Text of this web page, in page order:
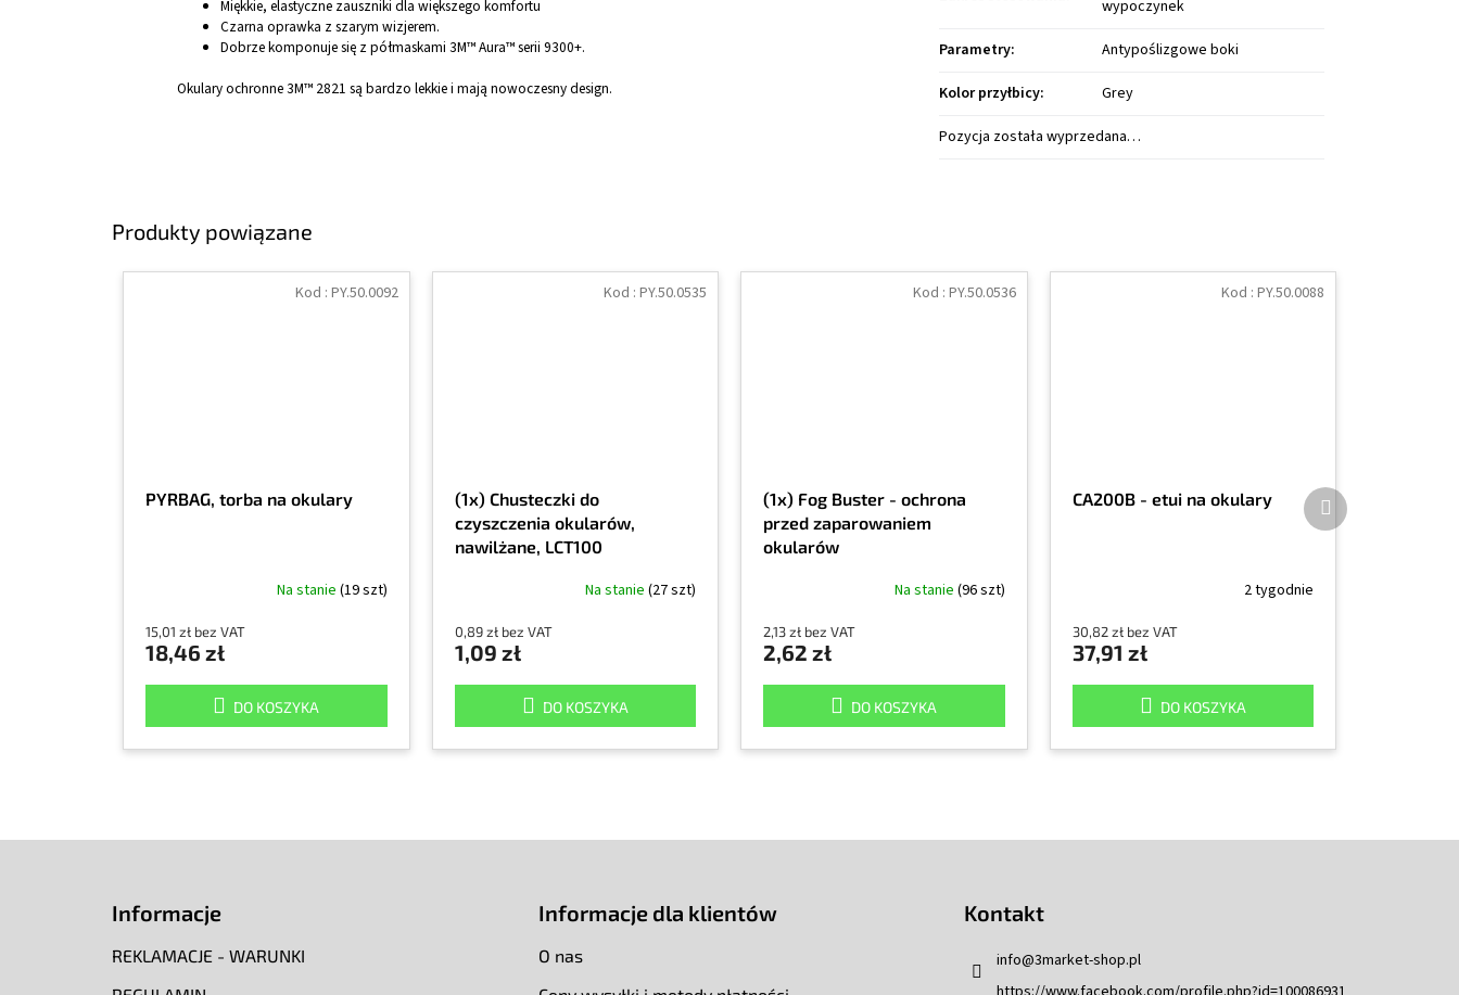
Produkty powiązane
PYRBAG, torba na okulary
Na stanie (19 szt)
15,01 zł bez VAT
18,46 zł
DO KOSZYKA
Kod : PY.50.0092
(1x) Chusteczki do
czyszczenia okularów,
nawilżane, LCT100
Na stanie (27 szt)
0,89 zł bez VAT
1,09 zł
DO KOSZYKA
Kod : PY.50.0535
(1x) Fog Buster - ochrona
przed zaparowaniem
okularów
Na stanie (96 szt)
2,13 zł bez VAT
2,62 zł
DO KOSZYKA
Kod : PY.50.0536
CA200B - etui na okulary
2 tygodnie
30,82 zł bez VAT
37,91 zł
DO KOSZYKA
Kod : PY.50.0088
Produkt
następny
Miękkie, elastyczne zauszniki dla większego komfortu
Czarna oprawka z szarym wizjerem.
Dobrze komponuje się z półmaskami 3M™ Aura™ serii 9300+.
Okulary ochronne 3M™ 2821 są bardzo lekkie i mają nowoczesny design.
wypoczynek
Parametry:
Antypoślizgowe boki
Kolor przyłbicy:
Grey
Pozycja została wyprzedana…
Informacje
REKLAMACJE - WARUNKI
Informacje dla klientów
O nas
Kontakt
info@3market-shop.pl